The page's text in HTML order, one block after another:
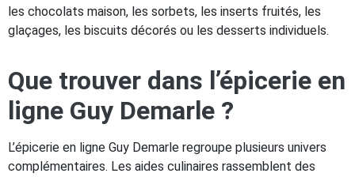
les chocolats maison, les sorbets, les inserts fruités, les
glaçages, les biscuits décorés ou les desserts individuels.
Que trouver dans l’épicerie en
ligne Guy Demarle ?
L’épicerie en ligne Guy Demarle regroupe plusieurs univers
complémentaires. Les aides culinaires rassemblent des